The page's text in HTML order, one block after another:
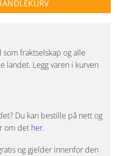
fraktselskap og alle
landet. Legg varen i kurven
Du kan bestille på nett og
om det her.
og gjelder innenfor den